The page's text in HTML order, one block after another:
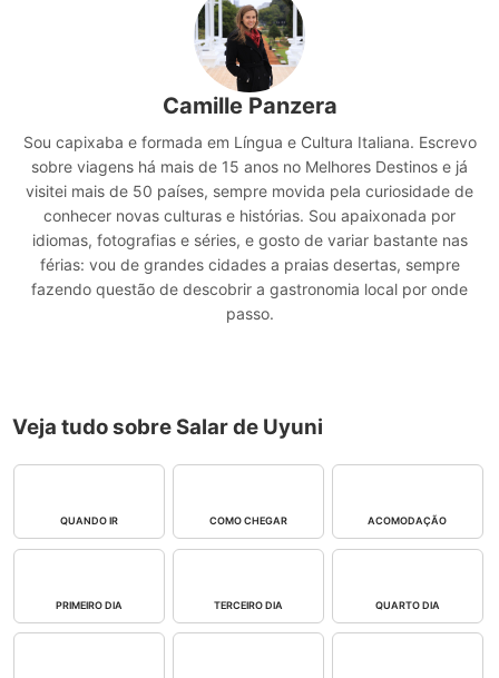
Camille Panzera
Sou capixaba e formada em Língua e Cultura Italiana. Escrevo
sobre viagens há mais de 15 anos no Melhores Destinos e já
visitei mais de 50 países, sempre movida pela curiosidade de
conhecer novas culturas e histórias. Sou apaixonada por
idiomas, fotografias e séries, e gosto de variar bastante nas
férias: vou de grandes cidades a praias desertas, sempre
fazendo questão de descobrir a gastronomia local por onde
passo.
Veja tudo sobre Salar de Uyuni
QUANDO IR COMO CHEGAR ACOMODAÇÃO
PRIMEIRO DIA TERCEIRO DIA QUARTO DIA